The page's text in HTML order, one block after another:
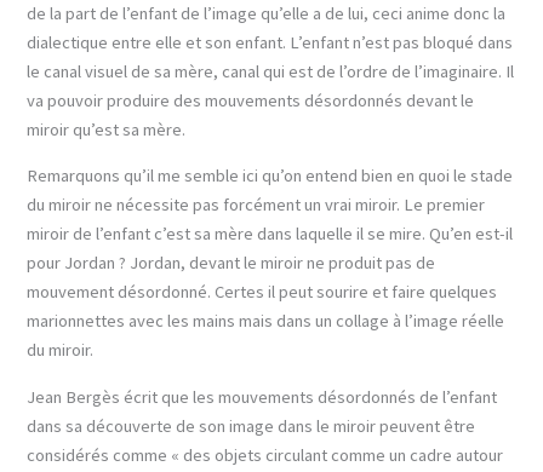
de la part de l’enfant de l’image qu’elle a de lui, ceci anime donc la
dialectique entre elle et son enfant. L’enfant n’est pas bloqué dans
le canal visuel de sa mère, canal qui est de l’ordre de l’imaginaire. Il
va pouvoir produire des mouvements désordonnés devant le
miroir qu’est sa mère.
Remarquons qu’il me semble ici qu’on entend bien en quoi le stade
du miroir ne nécessite pas forcément un vrai miroir. Le premier
miroir de l’enfant c’est sa mère dans laquelle il se mire. Qu’en est-il
pour Jordan ? Jordan, devant le miroir ne produit pas de
mouvement désordonné. Certes il peut sourire et faire quelques
marionnettes avec les mains mais dans un collage à l’image réelle
du miroir.
Jean Bergès écrit que les mouvements désordonnés de l’enfant
dans sa découverte de son image dans le miroir peuvent être
considérés comme « des objets circulant comme un cadre autour